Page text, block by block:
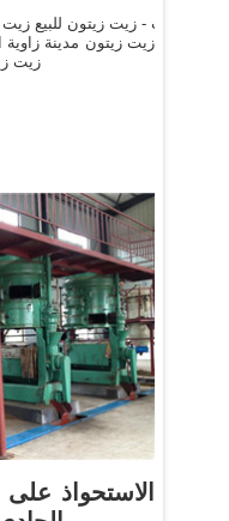
المغرب‎ - ‎زيت زيتون مرسى مطروح‎
الاستحواذ